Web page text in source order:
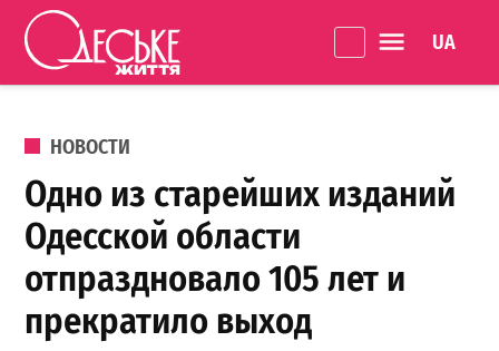
Перейти к содержанию
життя
ОПУБЛИКОВАНО В
НОВОСТИ
Одно из старейших изданий
Одесской области
отпраздновало 105 лет и
прекратило выход